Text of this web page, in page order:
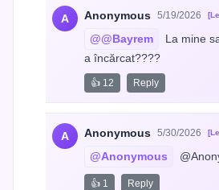
A Anonymous 5/19/2026
@@Bayrem
La mine
a încărcat????
👍 12 Reply
A Anonymous 5/30/2026
@Anonymous
👍 1 Reply